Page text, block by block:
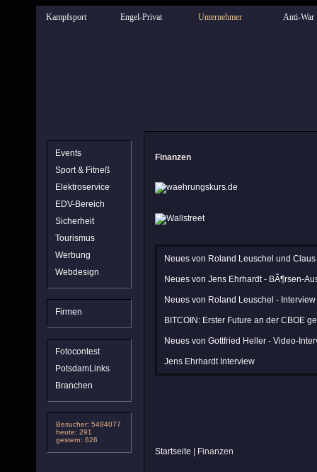
Events
Sport & Fitneß
Elektroservice
EDV-Bereich
Sicherheit
Tourismus
Werbung
Webdesign
Firmen
Fotocontest
PotsdamLinks
Branchen
Besucher: 5494077
heute: 291
gestern: 626
Finanzen
Neues von Roland Leuschel und
Neues von Jens Ehrhardt - BÃ¶rsen-
Neues von Roland Leuschel -
BITCOIN: Erster Future an der CBOE
Neues von Gottfried Heller - Video-
Jens Ehrhardt Interview
Startseite | Finanzen
Kampfsport Engel-Privat Unternehmer Anti-War